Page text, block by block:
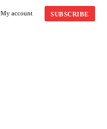
My account SUBSCRIBE